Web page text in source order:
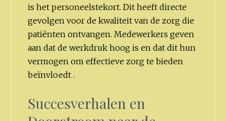
is het personeelstekort. Dit heeft directe
gevolgen voor de kwaliteit van de zorg die
patiënten ontvangen. Medewerkers geven
aan dat de werkdruk hoog is en dat dit hun
vermogen om effectieve zorg te bieden
beïnvloedt .
Succesverhalen en